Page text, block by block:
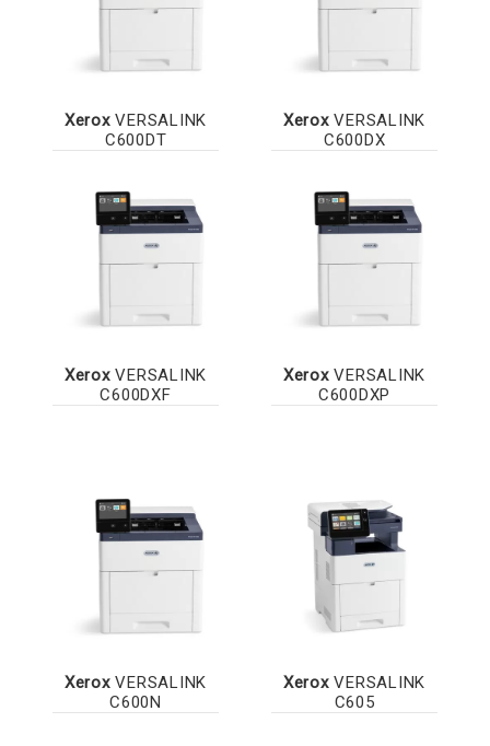
XeroxVERSALINK
C600DT
XeroxVERSALINK
C600DX
XeroxVERSALINK
C600DXF
XeroxVERSALINK
C600DXP
XeroxVERSALINK
C600N
XeroxVERSALINK
C605